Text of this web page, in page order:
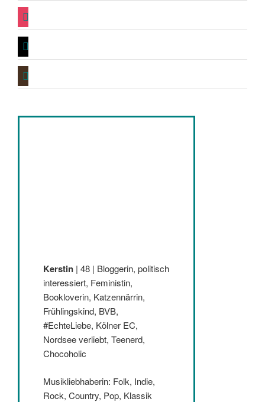
instagram
threads
goodreads
Kerstin | 48 | Bloggerin, politisch
interessiert, Feministin,
Bookloverin, Katzennärrin,
Frühlingskind, BVB,
#EchteLiebe, Kölner EC,
Nordsee verliebt, Teenerd,
Chocoholic
Musikliebhaberin: Folk, Indie,
Rock, Country, Pop, Klassik